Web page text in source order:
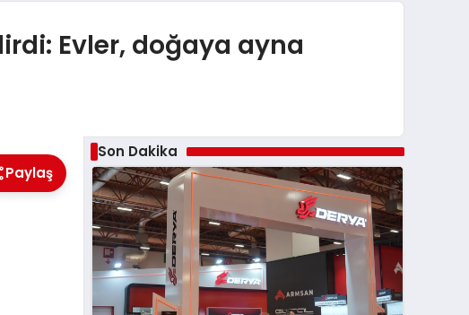
Evler, doğaya ayna
Paylaş
Son Dakika